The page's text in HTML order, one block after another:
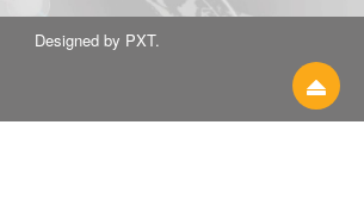
Designed by PXT.